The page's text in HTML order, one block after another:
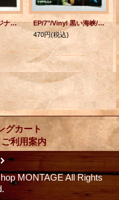
EP/7"/Vinyl オリジナル・サウンドトラック 黒澤明監督作品 影武者 音楽：池辺晋一朗 指揮：佐藤功太郎 演奏： 新日本フィルハーモニー交響楽団 (1980) COLUMBIA
EP/7"/Vinyl 黒い海峡/男の秋 石原裕次郎 (1964) TEICHIKU RECORDS
470円(税込)
グカート
ご利用案内
MONTAGE All Rights